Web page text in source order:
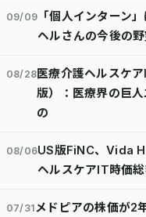
09/09 「個人インターン
ヘルさんの今後の野
08/28医療介護ヘルスケ
版）：医療界の巨
の
08/06US版FiNC、Vida
ヘルスケアIT時価
07/31メドピアの株価が2